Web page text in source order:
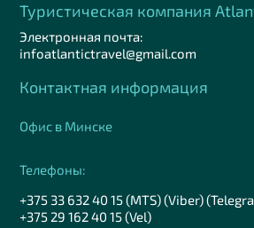
Туристическая компания
Электронная почта:
infoatlantictravel@gmail.com
Контактная информация
Офис в Минске
Телефоны:
+375 33 632 40 15 (MTS) (Viber)
+375 29 162 40 15 (Vel)